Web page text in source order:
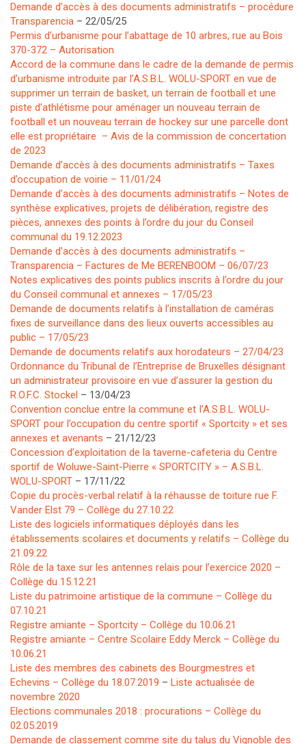
Demande d’accès à des documents administratifs – procédure
Transparencia – 22/05/25
Permis d’urbanisme pour l’abattage de 10 arbres, rue au Bois
370-372 – Autorisation
Accord de la commune dans le cadre de la demande de permis
d’urbanisme introduite par l’A.S.B.L. WOLU-SPORT en vue de
supprimer un terrain de basket, un terrain de football et une
piste d’athlétisme pour aménager un nouveau terrain de
football et un nouveau terrain de hockey sur une parcelle dont
elle est propriétaire – Avis de la commission de concertation
de 2023
Demande d’accès à des documents administratifs – Taxes
d’occupation de voirie – 11/01/24
Demande d’accès à des documents administratifs – Notes de
synthèse explicatives, projets de délibération, registre des
pièces, annexes des points à l’ordre du jour du Conseil
communal du 19.12.2023
Demande d’accès à des documents administratifs –
Transparencia – Factures de Me BERENBOOM – 06/07/23
Notes explicatives des points publics inscrits à l’ordre du jour
du Conseil communal et annexes – 17/05/23
Demande de documents relatifs à l’installation de caméras
fixes de surveillance dans des lieux ouverts accessibles au
public – 17/05/23
Demande de documents relatifs aux horodateurs – 27/04/23
Ordonnance du Tribunal de I’Entreprise de Bruxelles désignant
un administrateur provisoire en vue d’assurer la gestion du
R.O.F.C. Stockel – 13/04/23
Convention conclue entre la commune et I’A.S.B.L. WOLU-
SPORT pour l’occupation du centre sportif « Sportcity » et ses
annexes et avenants – 21/12/23
Concession d’exploitation de la taverne-cafeteria du Centre
sportif de Woluwe-Saint-Pierre « SPORTCITY » – A.S.B.L.
WOLU-SPORT – 17/11/22
Copie du procès-verbal relatif à la réhausse de toiture rue F.
Vander Elst 79 – Collège du 27.10.22
Liste des logiciels informatiques déployés dans les
établissements scolaires et documents y relatifs – Collège du
21.09.22
Rôle de la taxe sur les antennes relais pour l’exercice 2020 –
Collège du 15.12.21
Liste du patrimoine artistique de la commune – Collège du
07.10.21
Registre amiante – Sportcity – Collège du 10.06.21
Registre amiante – Centre Scolaire Eddy Merck – Collège du
10.06.21
Liste des membres des cabinets des Bourgmestres et
Echevins – Collège du 18.07.2019 – Liste actualisée de
novembre 2020
Elections communales 2018 : procurations – Collège du
02.05.2019
Demande de classement comme site du talus du Vignoble des